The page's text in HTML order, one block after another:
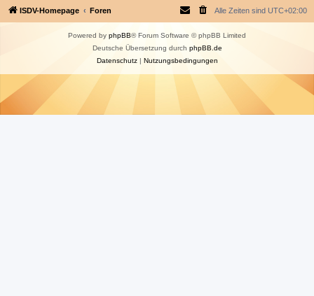
ISDV-Homepage Foren Alle Zeiten sind UTC+02:00
Powered by phpBB® Forum Software © phpBB Limited
Deutsche Übersetzung durch phpBB.de
Datenschutz| Nutzungsbedingungen